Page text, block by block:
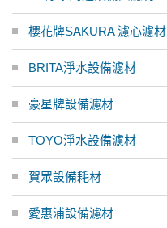
櫻花牌SAKURA 濾心濾材
BRITA淨水設備濾材
豪星牌設備濾材
TOYO淨水設備濾材
賀眾設備耗材
愛惠浦設備濾材